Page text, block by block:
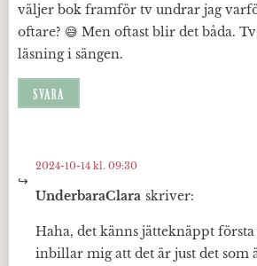
väljer bok framför tv undrar jag
oftare? 😅 Men oftast blir det båda.
läsning i sängen.
SVARA
UnderbaraClara skriver:
2024-10-14 kl. 09:30
Haha, det känns jätteknäppt
inbillar mig att det är just det som